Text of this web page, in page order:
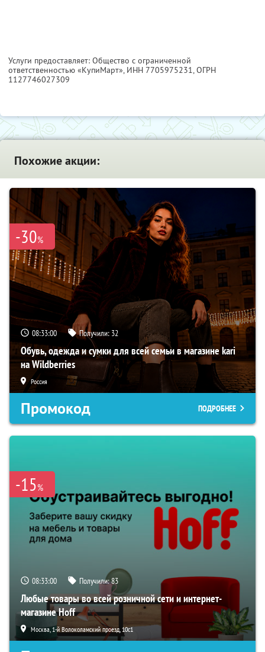
Услуги предоставляет: Общество с ограниченной
ответственностью «КупиМарт», ИНН 7705975231 , ОГРН
1127746027309
Похожие акции:
-30%
08:32:59 Получили: 32
Обувь, одежда и сумки для всей семьи в магазине kari
на Wildberries
Россия
Промокод ПОДРОБНЕЕ
-15%
08:32:59 Получили:83
Любые товары во всей розничной сети и интернет-
магазине Hoff
Москва, 1-й Волоколамский проезд, 10с1